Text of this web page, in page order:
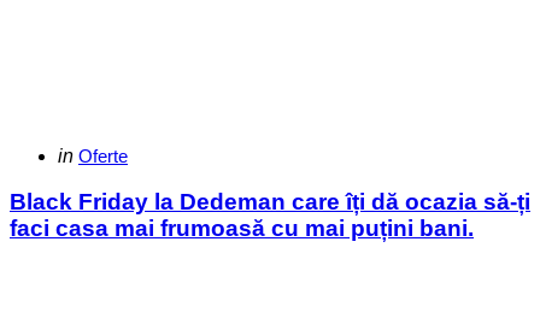
Categories
Posted
in Oferte
Black Friday la Dedeman care îți dă ocazia să-ți
faci casa mai frumoasă cu mai puțini bani.